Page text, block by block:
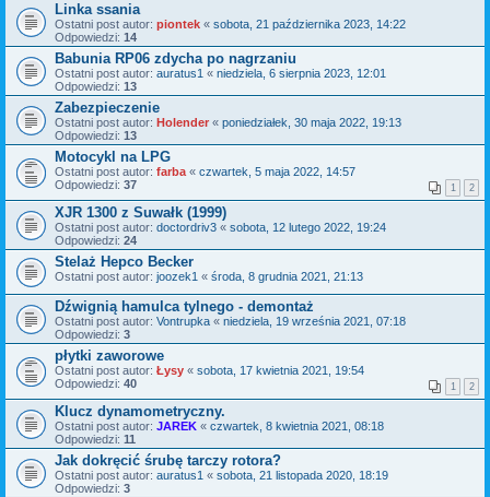
Linka ssania
Ostatni post autor: piontek « sobota, 21 października 2023, 14:22
Odpowiedzi: 14
Babunia RP06 zdycha po nagrzaniu
Ostatni post autor: auratus1 « niedziela, 6 sierpnia 2023, 12:01
Odpowiedzi: 13
Zabezpieczenie
Ostatni post autor: Holender « poniedziałek, 30 maja 2022, 19:13
Odpowiedzi: 13
Motocykl na LPG
Ostatni post autor: farba « czwartek, 5 maja 2022, 14:57
Odpowiedzi: 37 1 2
XJR 1300 z Suwałk (1999)
Ostatni post autor: doctordriv3 « sobota, 12 lutego 2022, 19:24
Odpowiedzi: 24
Stelaż Hepco Becker
Ostatni post autor: joozek1 « środa, 8 grudnia 2021, 21:13
Dźwignią hamulca tylnego - demontaż
Ostatni post autor: Vontrupka « niedziela, 19 września 2021, 07:18
Odpowiedzi: 3
płytki zaworowe
Ostatni post autor: Łysy « sobota, 17 kwietnia 2021, 19:54
Odpowiedzi: 40 1 2
Klucz dynamometryczny.
Ostatni post autor: JAREK « czwartek, 8 kwietnia 2021, 08:18
Odpowiedzi: 11
Jak dokręcić śrubę tarczy rotora?
Ostatni post autor: auratus1 « sobota, 21 listopada 2020, 18:19
Odpowiedzi: 3